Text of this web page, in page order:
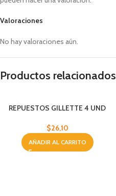
Valoraciones
No hay valoraciones aún.
Productos relacionados
REPUESTOS GILLETTE 4 UND
$26,10
AÑADIR AL CARRITO